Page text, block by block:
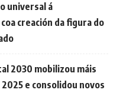
universal á
creación da figura do
2030 mobilizou máis
e consolidou novos